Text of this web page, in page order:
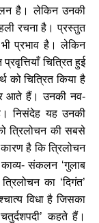
है। लेकिन उनकी
रचना है। प्रस्तुत
प्रभाव है। लेकिन
चित्रित हुई
को चित्रित किया है
आते हैं। उनकी नव-
निसंदेह यह उनकी
त्रिलोचन की सबसे
है कि त्रिलोचन
काव्य- संकलन ‘गुलाब
का ‘दिगंत’
विधा है जिसका
कहते हैं।